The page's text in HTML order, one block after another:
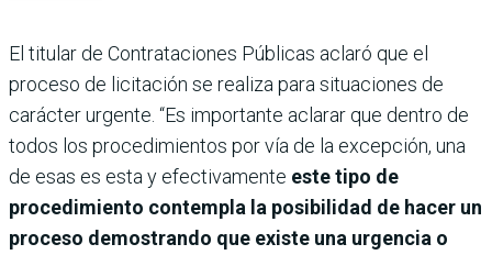
El titular de Contrataciones Públicas aclaró que el
proceso de licitación se realiza para situaciones de
carácter urgente. “Es importante aclarar que dentro de
todos los procedimientos por vía de la excepción, una
de esas es esta y efectivamente este tipo de
procedimiento contempla la posibilidad de hacer un
proceso demostrando que existe una urgencia o